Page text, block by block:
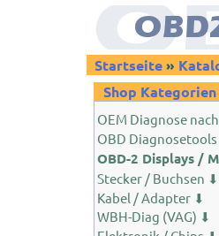
Startseite»
Shop Kategorien
OEM Diagnose
OBD
OBD-2 Displays /
Stecker / Buchsen ⬇
Kabel / Adapter ⬇
WBH-Diag (VAG) ⬇